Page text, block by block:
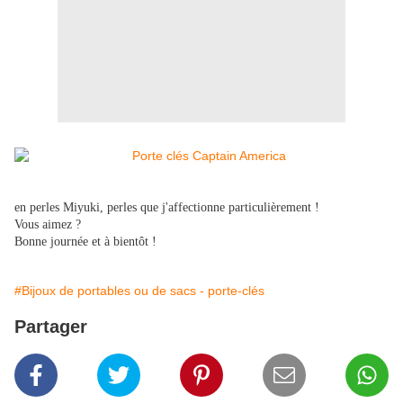
en perles Miyuki, perles que j'affectionne particulièrement !
Vous aimez ?
Bonne journée et à bientôt !
#Bijoux de portables ou de sacs - porte-clés
Partager